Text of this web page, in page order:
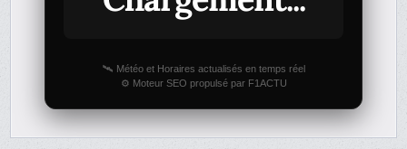
🛰️ Météo et Horaires actualisés en temps réel
⚙️ Moteur SEO propulsé par F1ACTU